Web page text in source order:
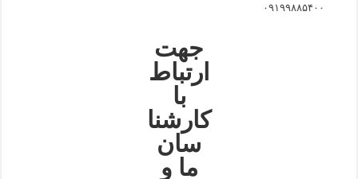
۰۹۱۹۹۸۸۵۴۰۰
جهت
ارتباط
با
کارشنا
سان
ما و